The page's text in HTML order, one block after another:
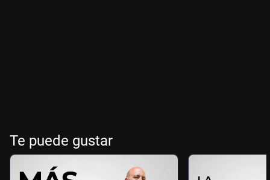
Te puede gustar